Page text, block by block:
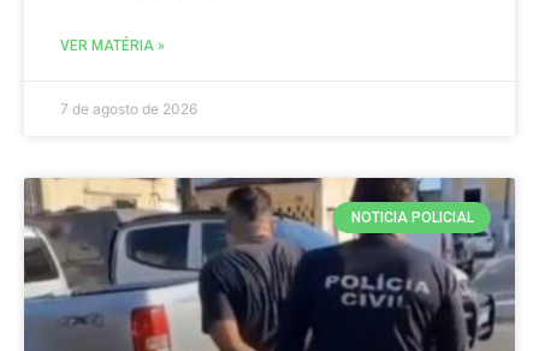
VER MATÉRIA »
7 de agosto de 2026
NOTICIA POLICIAL